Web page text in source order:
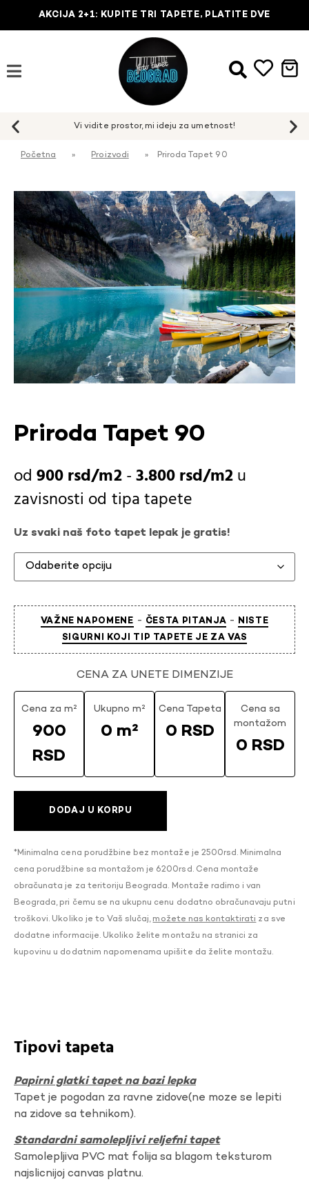
AKCIJA 2+1: KUPITE TRI TAPETE, PLATITE DVE
Početna » Proizvodi » Priroda Tapet 90
Priroda Tapet 90
900rsd -3.800rsd
u
zavisnosti od tipa tapete
Uz svaki naš foto tapet lepak je gratis!
VAŽNE NAPOMENE - ČESTA PITANJA - NISTE
SIGURNI KOJI TIP TAPETE JE ZA VAS
CENA ZA UNETE DIMENZIJE
Cena za m²
900
RSD
Ukupno m²
0 m²
Cena Tapeta
0 RSD
Cena sa
montažom
0 RSD
DODAJ U KORPU
*Minimalna cena porudžbine bez montaže je 2500rsd. Minimalna
cena porudžbine sa montažom je 6200rsd. Cena montaže
obračunata je za teritoriju Beograda. Montaže radimo i van
Beograda, pri čemu se na ukupnu cenu dodatno obračunavaju putni
troškovi. Ukoliko je to Vaš slučaj, možete nas kontaktirati za sve
dodatne informacije. Ukoliko želite montažu na stranici za
kupovinu u dodatnim napomenama upišite da želite montažu.
Tipovi tapeta
Papirni glatki tapet na bazi lepka
Tapet je pogodan za ravne zidove(ne moze se lepiti
na zidove sa tehnikom).
Standardni samolepljivi reljefni tapet
Samolepljiva PVC mat folija sa blagom teksturom
najslicnijoj canvas platnu.